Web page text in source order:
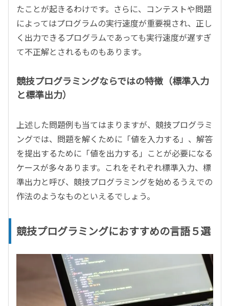
たことが起きるわけです。さらに、コンテストや問題
によってはプログラムの実行速度が重要視され、正し
く出力できるプログラムであっても実行速度が遅すぎ
て不正解とされるものもあります。
競技プログラミングならではの特徴（標準入力
と標準出力）
上述した問題例も当てはまりますが、競技プログラミ
ングでは、問題を解くために「値を入力する」、解答
を提出するために「値を出力する」ことが必要になる
ケースが多々あります。これをそれぞれ標準入力、標
準出力と呼び、競技プログラミングを始めるうえでの
作法のようなものといえるでしょう。
競技プログラミングにおすすめの言語５選